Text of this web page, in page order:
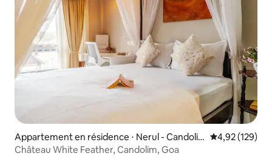
Appartement en résidence ⋅ Nerul - Candoli
m Rd
Évaluation
4,92 (129)
Château White Feather, Candolim, Goa